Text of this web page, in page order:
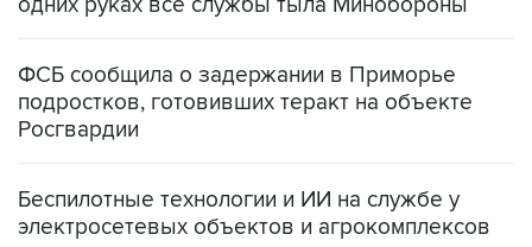
ФСБ сообщила о задержании в Приморье
Росгвардии
Беспилотные технологии и ИИ на службе у
Социальная реклама, АНО «Национальные приоритеты».
ИНН 7725383515 Erid: F7NfYUJCUneVdwcydK6A